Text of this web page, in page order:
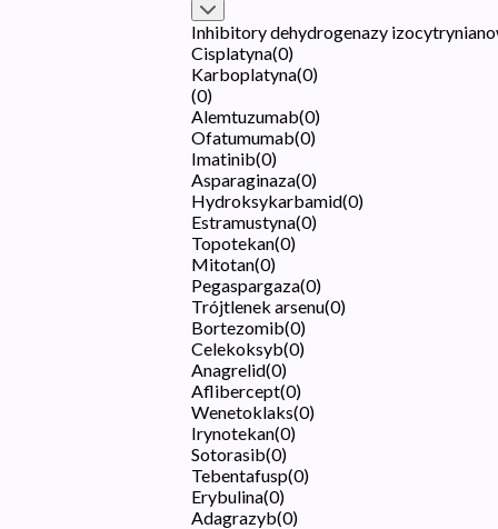
Inhibitory dehydrogenazy
Cisplatyna(0)
Karboplatyna(0)
(0)
Alemtuzumab(0)
Ofatumumab(0)
Imatinib(0)
Asparaginaza(0)
Hydroksykarbamid(0)
Estramustyna(0)
Topotekan(0)
Mitotan(0)
Pegaspargaza(0)
Trójtlenek arsenu(0)
Bortezomib(0)
Celekoksyb(0)
Anagrelid(0)
Aflibercept(0)
Wenetoklaks(0)
Irynotekan(0)
Sotorasib(0)
Tebentafusp(0)
Erybulina(0)
Adagrazyb(0)